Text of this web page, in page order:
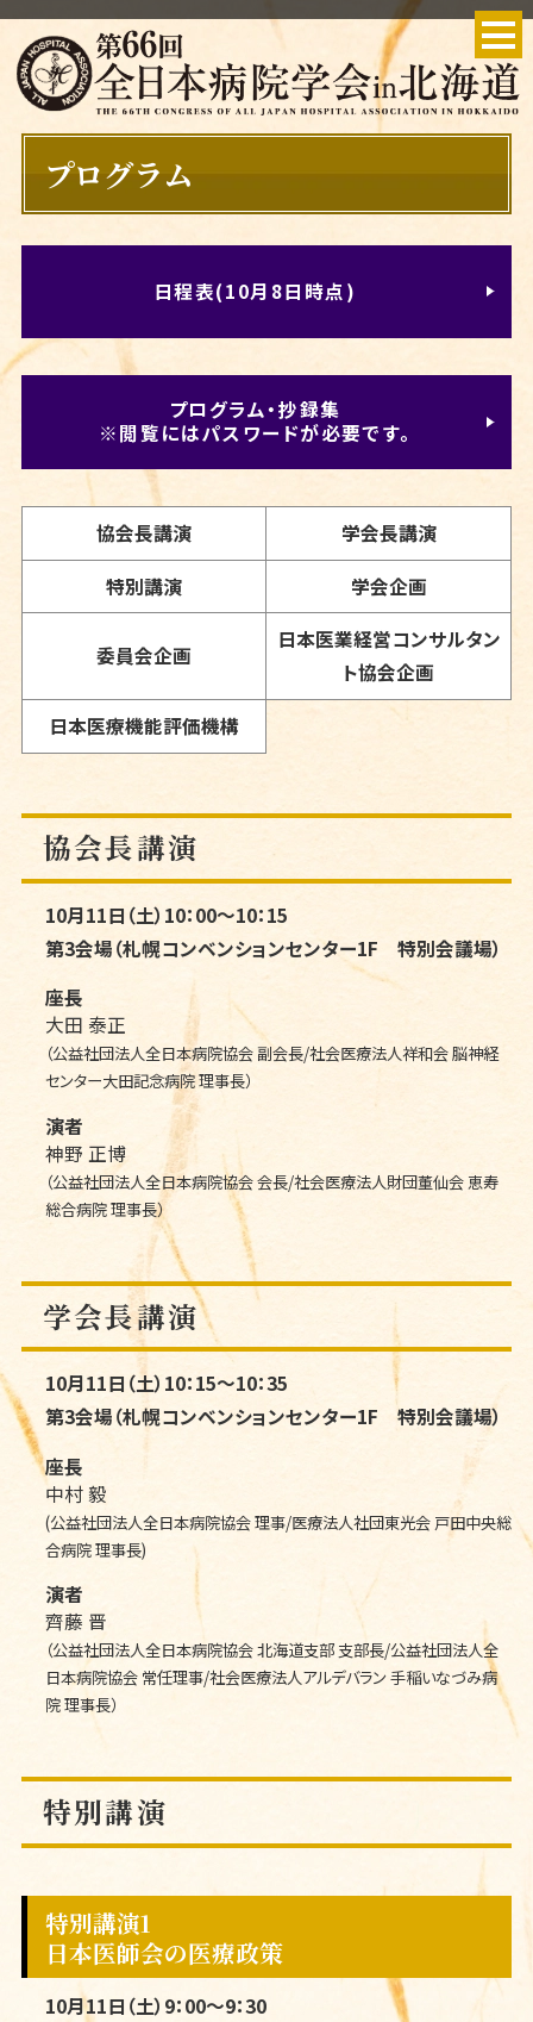
プログラム
日程表(10月8日時点)
プログラム・抄録集
※閲覧にはパスワードが必要です。
協会長講演
学会長講演
特別講演
学会企画
委員会企画
日本医業経営コンサルタン
ト協会企画
日本医療機能評価機構
協会長講演
10月11日（土）10：00～10：15
第3会場（札幌コンベンションセンター1F 特別会議場）
座長
大田 泰正
（公益社団法人全日本病院協会 副会長/社会医療法人祥和会 脳神経
センター大田記念病院 理事長）
演者
神野 正博
（公益社団法人全日本病院協会 会長/社会医療法人財団董仙会 恵寿
総合病院 理事長）
学会長講演
10月11日（土）10：15～10：35
第3会場（札幌コンベンションセンター1F 特別会議場）
座長
中村 毅
(公益社団法人全日本病院協会 理事/医療法人社団東光会 戸田中央総
合病院 理事長)
演者
齊藤 晋
（公益社団法人全日本病院協会 北海道支部 支部長/公益社団法人全
日本病院協会 常任理事/社会医療法人アルデバラン 手稲いなづみ病
院 理事長）
特別講演
特別講演1
日本医師会の医療政策
10月11日（土）9：00～9：30